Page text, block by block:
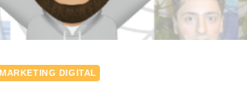
MARKETING DIGITAL